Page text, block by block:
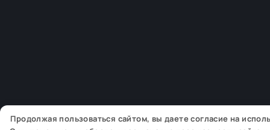
Продолжая пользоваться сайтом, вы даете согласие на